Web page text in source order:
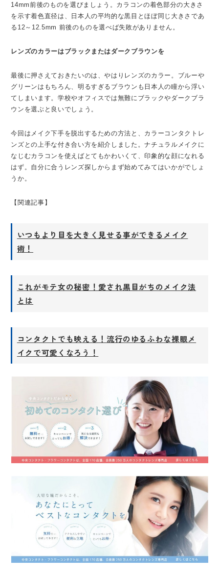
14mm前後のものを選びましょう。カラコンの着色部分の大きさ
を示す着色直径は、日本人の平均的な黒目とほぼ同じ大きさであ
る12～12.5mm 前後のものを選べば失敗がありません。
レンズのカラーはブラックまたはダークブラウンを
最後に押さえておきたいのは、やはりレンズのカラー。ブルーや
グリーンはもちろん、明るすぎるブラウンも日本人の瞳から浮い
てしまいます。学校やオフィスでは無難にブラックやダークブラ
ウンを選ぶと良いでしょう。
今回はメイク下手を脱出するための方法と、カラーコンタクトレ
ンズとの上手な付き合い方を紹介しました。ナチュラルメイクに
なじむカラコンを使えばとてもかわいくて、印象的な顔になれる
はず。自分に合うレンズ探しからまず始めてみてはいかがでしょ
うか。
【関連記事】
いつもより目を大きく見せる事ができるメイク
術！
これがモテ女の秘密！愛され黒目がちのメイク法
とは
コンタクトでも映える！流行のゆるふわな裸眼メ
イクで可愛くなろう！